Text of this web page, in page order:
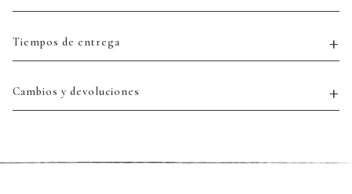
Tiempos de entrega
Cambios y devoluciones